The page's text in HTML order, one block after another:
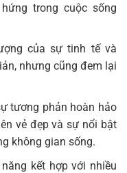
trong cuộc sống
của sự tinh tế và
nhưng cũng đem lại
tương phản hoàn hảo
vẻ đẹp và sự nổi bật
không gian sống.
kết hợp với nhiều